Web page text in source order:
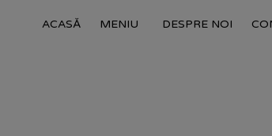
ACASĂ MENIU DESPRE NOI